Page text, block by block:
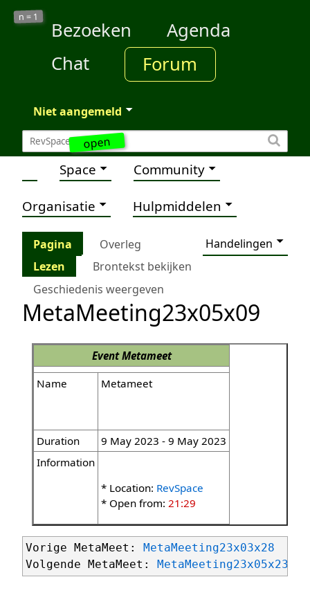
open
n = 1
Bezoeken
Agenda
Chat
Forum
Niet aangemeld
Space Community
Organisatie Hulpmiddelen
Pagina Overleg
Handelingen
Lezen
Brontekst bekijken
Geschiedenis weergeven
MetaMeeting23x05x09
EventMetameet
Name
Metameet
Duration
9 May 2023 - 9 May 2023
Information
* Location: RevSpace
* Open from: 21:29
Vorige MetaMeet:
MetaMeeting23x03x28
Volgende MetaMeet:
MetaMeeting23x05x23